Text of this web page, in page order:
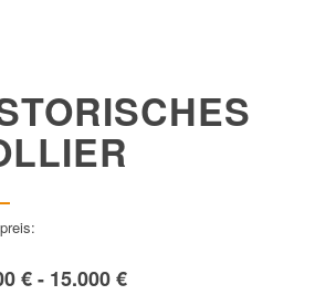
€ - 15.000 €